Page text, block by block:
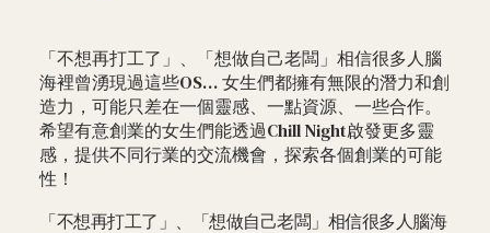
「不想再打工了」、「想做自己老闆」相信很多人腦
海裡曾湧現過這些OS… 女生們都擁有無限的潛力和創
造力，可能只差在一個靈感、一點資源、一些合作。
希望有意創業的女生們能透過Chill Night啟發更多靈
感，提供不同行業的交流機會，探索各個創業的可能
性！
「不想再打工了」、「想做自己老闆」相信很多人腦海